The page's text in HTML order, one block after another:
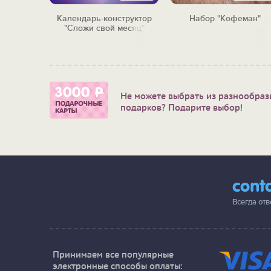
Календарь-конструктор
"Сложи свой месяц"
Набор "Кофеман"
Не можете выбрать из
подарков? Подарите выбор!
Всегда
Принимаем все популярные
электронные способы оплаты: